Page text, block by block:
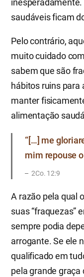
inesperadamente.
saudáveis ficam
Pelo contrário,
muito cuidado
sabem que são
hábitos ruins para
manter
alimentação
“[…] me
mim repouse
2Co. 12:9
A razão pela qual
suas “fraquezas”
sempre podia
arrogante. Se ele
qualificado em
pela grande graça